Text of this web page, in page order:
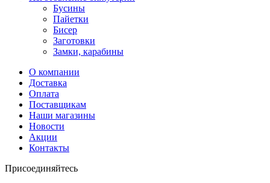
Бусины
Пайетки
Бисер
Заготовки
Замки, карабины
О компании
Доставка
Оплата
Поставщикам
Наши магазины
Новости
Акции
Контакты
Присоединяйтесь